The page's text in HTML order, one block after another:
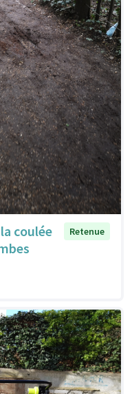
coulée
Retenue